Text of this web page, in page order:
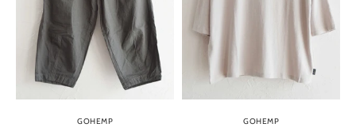
GOHEMP GOHEMP